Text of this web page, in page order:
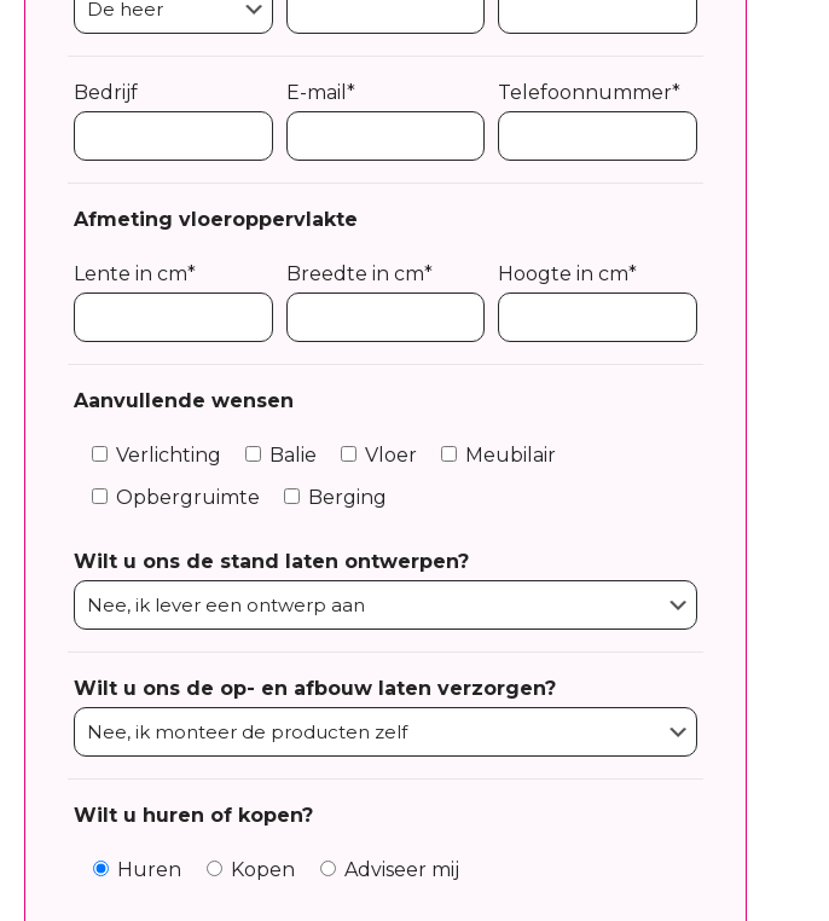
Bedrijf E-mail* Telefoonnummer*
Afmeting vloeroppervlakte
Lente in cm* Breedte in cm* Hoogte in cm*
Aanvullende wensen
Verlichting Balie Vloer
Meubilair
Opbergruimte
Berging
Wilt u ons de stand laten ontwerpen?
Wilt u ons de op- en afbouw laten verzorgen?
Wilt u huren of kopen?
Huren Kopen Adviseer mij